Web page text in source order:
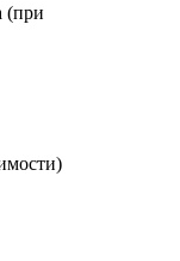
(при